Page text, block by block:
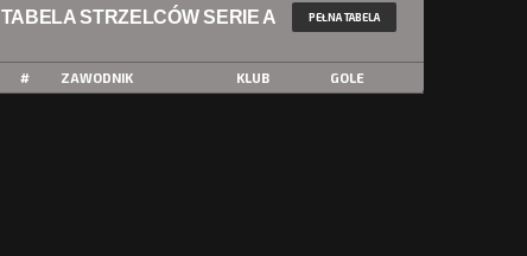
TABELA STRZELCÓW SERIE A PEŁNA TABELA
# ZAWODNIK KLUB GOLE